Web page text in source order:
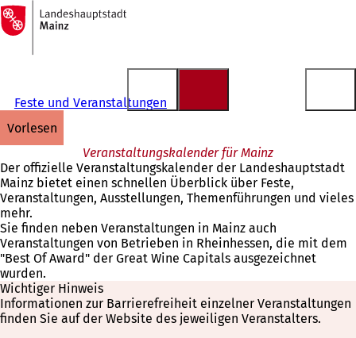
Inhalt anspringen
Zur
Startseite
Feste und Veranstaltungen
vorlesen
Veranstaltungskalender für Mainz
Der offizielle Veranstaltungskalender der Landeshauptstadt
Mainz bietet einen schnellen Überblick über Feste,
Veranstaltungen, Ausstellungen, Themenführungen und vieles
mehr.
Sie finden neben Veranstaltungen in Mainz auch
Veranstaltungen von Betrieben in Rheinhessen, die mit dem
"Best Of Award" der Great Wine Capitals ausgezeichnet
wurden.
Wichtiger Hinweis
Informationen zur Barrierefreiheit einzelner Veranstaltungen
finden Sie auf der Website des jeweiligen Veranstalters.